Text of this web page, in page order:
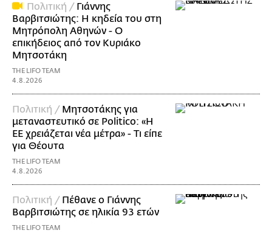
Πολιτική / Γιάννης
Βαρβιτσιώτης: Η κηδεία του στη
Μητρόπολη Αθηνών - Ο
επικήδειος από τον Κυριάκο
Μητσοτάκη
THE LIFO TEAM
4.8.2026
Πολιτική / Μητσοτάκης για
μεταναστευτικό σε Politico: «Η
ΕΕ χρειάζεται νέα μέτρα» - Τι είπε
για Θέουτα
THE LIFO TEAM
4.8.2026
Πολιτική / Πέθανε ο Γιάννης
Βαρβιτσιώτης σε ηλικία 93 ετών
THE LIFO TEAM